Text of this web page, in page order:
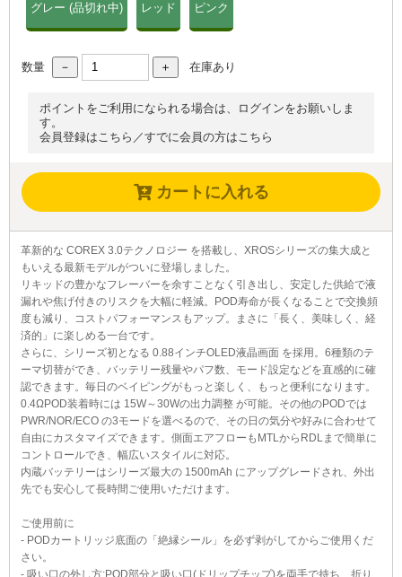
グレー (品切れ中) レッド ピンク
数量 在庫あり
ポイントをご利用になられる場合は、ログインをお願いしま
す。
会員登録はこちら ／すでに会員の方はこちら
カートに入れる
革新的な COREX 3.0テクノロジー を搭載し、XROSシリーズの集大成と
もいえる最新モデルがついに登場しました。
リキッドの豊かなフレーバーを余すことなく引き出し、安定した供給で液
漏れや焦げ付きのリスクを大幅に軽減。POD寿命が長くなることで交換頻
度も減り、コストパフォーマンスもアップ。まさに「長く、美味しく、経
済的」に楽しめる一台です。
さらに、シリーズ初となる 0.88インチOLED液晶画面 を採用。6種類のテ
ーマ切替ができ、バッテリー残量やパフ数、モード設定などを直感的に確
認できます。毎日のベイピングがもっと楽しく、もっと便利になります。
0.4ΩPOD装着時には 15W～30Wの出力調整 が可能。その他のPODでは
PWR/NOR/ECO の3モードを選べるので、その日の気分や好みに合わせて
自由にカスタマイズできます。側面エアフローもMTLからRDLまで簡単に
コントロールでき、幅広いスタイルに対応。
内蔵バッテリーはシリーズ最大の 1500mAh にアップグレードされ、外出
先でも安心して長時間ご使用いただけます。
ご使用前に
- PODカートリッジ底面の「絶縁シール」を必ず剥がしてからご使用くだ
さい。
- 吸い口の外し方:POD部分と吸い口(ドリップチップ)を両手で持ち、折り